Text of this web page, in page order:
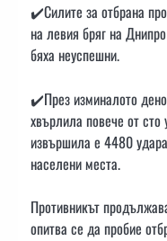
✔️Силите за отбрана
на левия бряг на
бяха неуспешни.
✔️През изминалото
хвърлила повече от
извършила е 4480
населени места.
Противникът
опитва се да пробие